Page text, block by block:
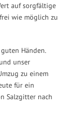
auf sorgfältige
wie möglich zu
Händen.
unser
zu einem
für ein
Salzgitter nach